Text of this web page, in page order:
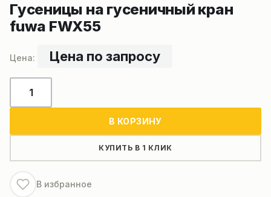
Гусеницы на гусеничный кран
fuwa FWX55
Цена по запросу
товара
кран
fuwa
FWX55
В КОРЗИНУ
КУПИТЬ В 1 КЛИК
В избранное